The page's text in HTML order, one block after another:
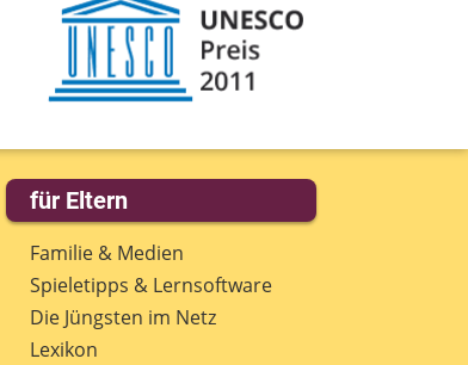
für Eltern
Familie & Medien
Spieletipps & Lernsoftware
Die Jüngsten im Netz
Lexikon